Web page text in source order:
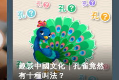
趣談中國文化｜孔雀竟然
有十種叫法？